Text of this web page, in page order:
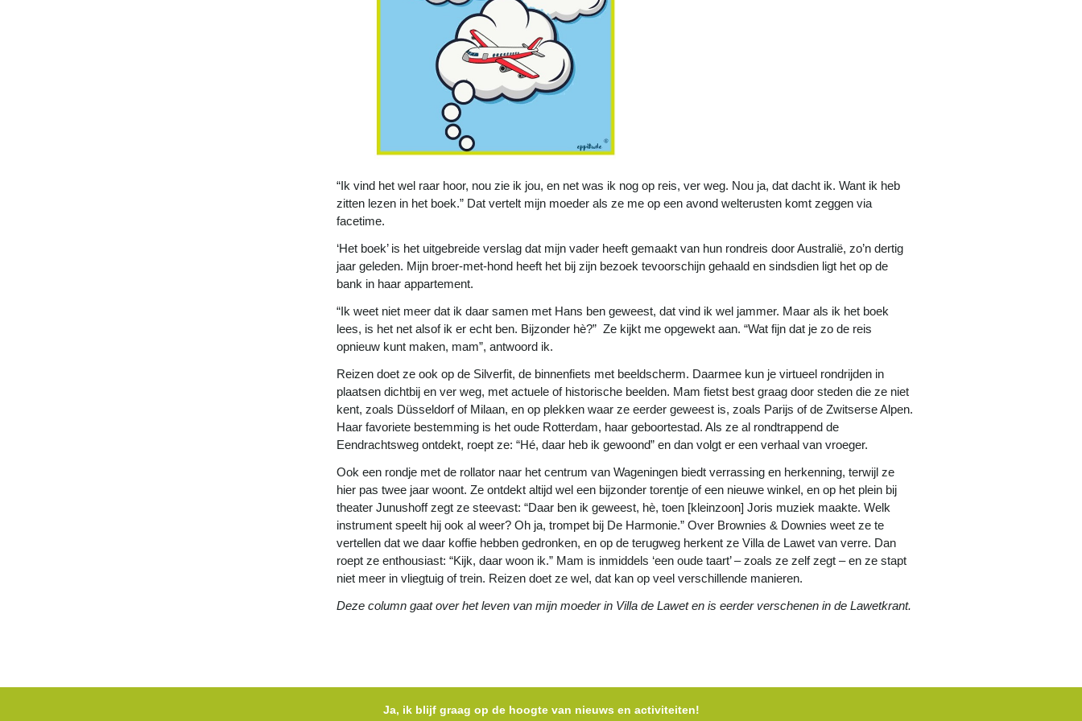
“Ik vind het wel raar hoor, nou zie ik jou, en net was ik nog op reis, ver weg. Nou ja, dat dacht ik. Want ik heb
zitten lezen in het boek.” Dat vertelt mijn moeder als ze me op een avond welterusten komt zeggen via
facetime.
‘Het boek’ is het uitgebreide verslag dat mijn vader heeft gemaakt van hun rondreis door Australië, zo’n dertig
jaar geleden. Mijn broer-met-hond heeft het bij zijn bezoek tevoorschijn gehaald en sindsdien ligt het op de
bank in haar appartement.
“Ik weet niet meer dat ik daar samen met Hans ben geweest, dat vind ik wel jammer. Maar als ik het boek
lees, is het net alsof ik er echt ben. Bijzonder hè?” Ze kijkt me opgewekt aan. “Wat fijn dat je zo de reis
opnieuw kunt maken, mam”, antwoord ik.
Reizen doet ze ook op de Silverfit, de binnenfiets met beeldscherm. Daarmee kun je virtueel rondrijden in
plaatsen dichtbij en ver weg, met actuele of historische beelden. Mam fietst best graag door steden die ze niet
kent, zoals Düsseldorf of Milaan, en op plekken waar ze eerder geweest is, zoals Parijs of de Zwitserse Alpen.
Haar favoriete bestemming is het oude Rotterdam, haar geboortestad. Als ze al rondtrappend de
Eendrachtsweg ontdekt, roept ze: “Hé, daar heb ik gewoond” en dan volgt er een verhaal van vroeger.
Ook een rondje met de rollator naar het centrum van Wageningen biedt verrassing en herkenning, terwijl ze
hier pas twee jaar woont. Ze ontdekt altijd wel een bijzonder torentje of een nieuwe winkel, en op het plein bij
theater Junushoff zegt ze steevast: “Daar ben ik geweest, hè, toen [kleinzoon] Joris muziek maakte. Welk
instrument speelt hij ook al weer? Oh ja, trompet bij De Harmonie.” Over Brownies & Downies weet ze te
vertellen dat we daar koffie hebben gedronken, en op de terugweg herkent ze Villa de Lawet van verre. Dan
roept ze enthousiast: “Kijk, daar woon ik.” Mam is inmiddels ‘een oude taart’ – zoals ze zelf zegt – en ze stapt
niet meer in vliegtuig of trein. Reizen doet ze wel, dat kan op veel verschillende manieren.
Deze column gaat over het leven van mijn moeder in Villa de Lawet en is eerder verschenen in de Lawetkrant.
Ja, ik blijf graag op de hoogte van nieuws en activiteiten!